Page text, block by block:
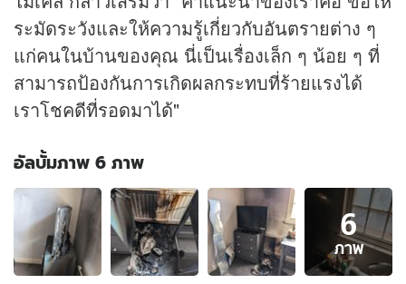
ระมัดระวังและให้ความรู้เกี่ยวกับอันตรายต่าง ๆ
แก่คนในบ้านของคุณ นี่เป็นเรื่องเล็ก ๆ น้อย ๆ ที่
สามารถป้องกันการเกิดผลกระทบที่ร้ายแรงได้
เราโชคดีที่รอดมาได้"
อัลบั้มภาพ 6 ภาพ
อัลบั้ม
6
ภาพ
ของ
6
ภาพ